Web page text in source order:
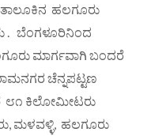
ಹಲಗೂರು
. ಬೆಂಗಳೂರಿನಿಂದ
ಮಾರ್ಗವಾಗಿ ಬಂದರೆ
ಚೆನ್ನಪಟ್ಟಣ
೮೧ ಕಿಲೋಮೀಟರು
ಮಳವಳ್ಳಿ, ಹಲಗೂರು